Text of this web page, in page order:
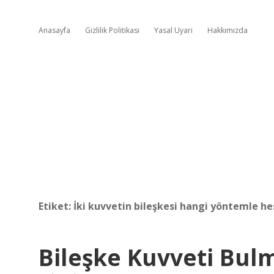
Anasayfa Gizlilik Politikası Yasal Uyarı Hakkımızda
Etiket: İki kuvvetin bileşkesi hangi yöntemle
Bileşke Kuvveti